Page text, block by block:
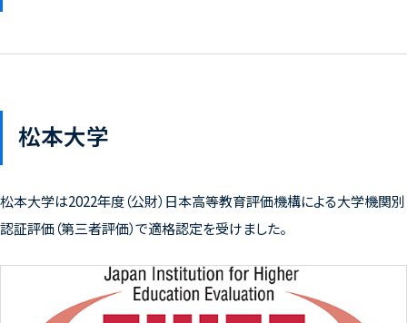
松本大学
松本大学は2022年度（公財）日本高等教育評価機構による大学機関別
認証評価（第三者評価）で適格認定を受けました。